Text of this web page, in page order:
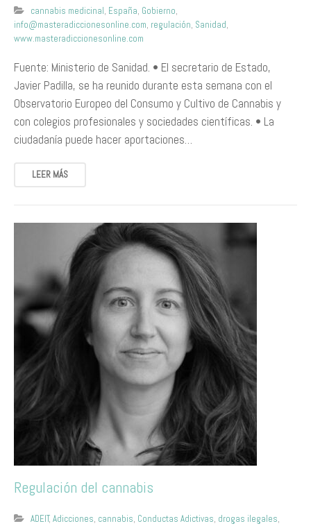
cannabis medicinal, España, Gobierno,
info@masteradiccionesonline.com, regulación, Sanidad,
www.masteradiccionesonline.com
Fuente: Ministerio de Sanidad. • El secretario de Estado,
Javier Padilla, se ha reunido durante esta semana con el
Observatorio Europeo del Consumo y Cultivo de Cannabis y
con colegios profesionales y sociedades científicas. • La
ciudadanía puede hacer aportaciones…
LEER MÁS
Regulación del cannabis
ADEIT, Adicciones, cannabis, Conductas Adictivas, drogas ilegales,